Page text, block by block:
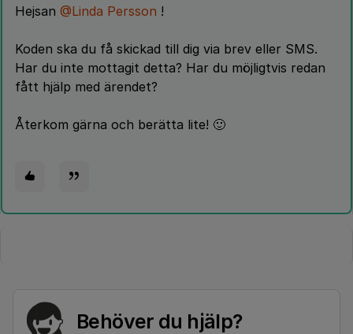
Hejsan @Linda Persson !
Koden ska du få skickad till dig via brev eller SMS.
Har du inte mottagit detta? Har du möjligtvis redan
fått hjälp med ärendet?
Återkom gärna och berätta lite! 🙂
Behöver du hjälp?